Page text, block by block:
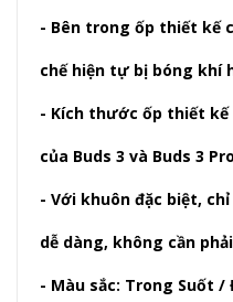
- Bên trong ốp thiết kế
chế hiện tự bị bóng khí
- Kích thước ốp thiết
của Buds 3 và Buds 3 Pro
- Với khuôn đặc biệt,
dễ dàng, không cần
- Màu sắc: Trong Suốt